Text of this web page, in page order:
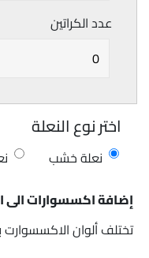
عدد الكراتين
اختر نوع النعلة
نعلة خشب
إضافة اكسسوارات الى
تختلف ألوان الاكسسوارت بنسبة